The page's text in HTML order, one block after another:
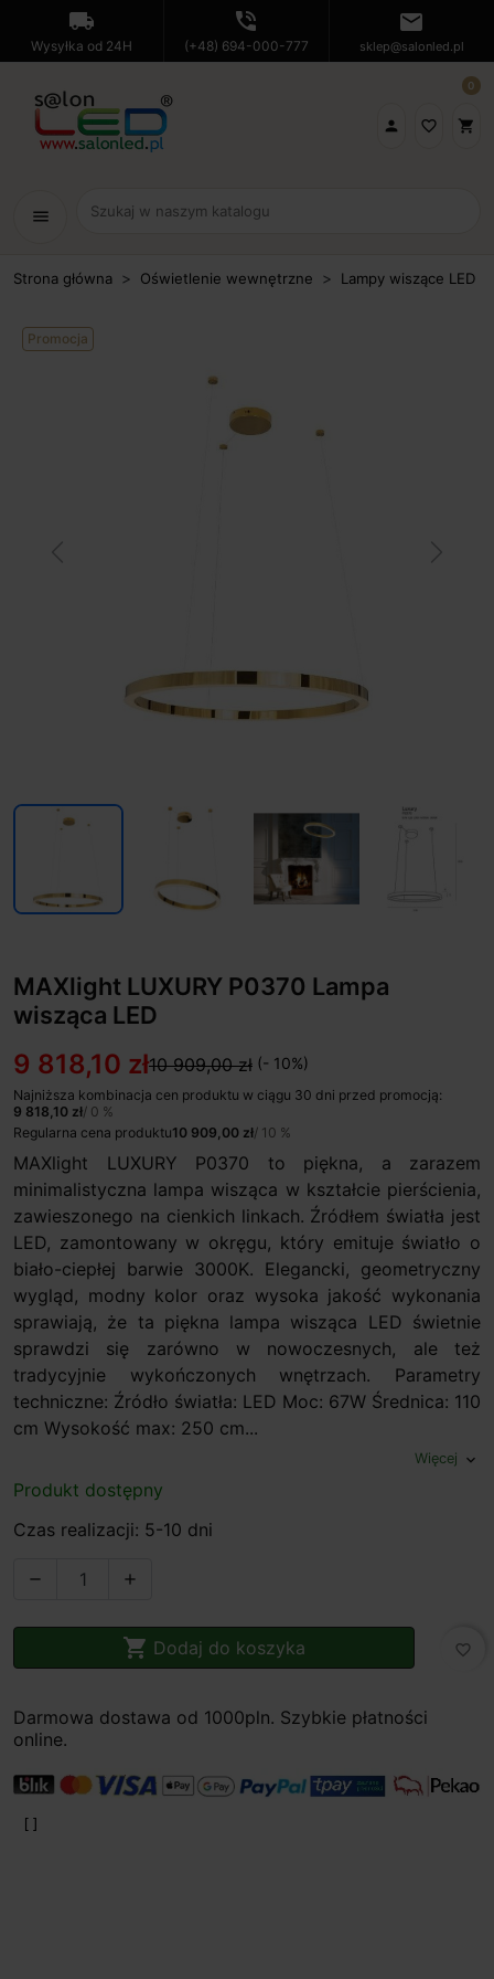
local_shipping
Wysyłka od 24H
phone_in_talk
(+48) 694-000-777
mail
sklep@salonled.pl
 favorite_border shopping_cart
0
menu
Strona główna Oświetlenie wewnętrzne Lampy wiszące LED
Promocja
MAXlight LUXURY P0370 Lampa
wisząca LED
9 818,10 zł10 909,00 zł (- 10%)
Najniższa kombinacja cen produktu w ciągu 30 dni przed promocją:
9 818,10 zł/ 0 %
Regularna cena produktu10 909,00 zł/ 10 %
MAXlight LUXURY P0370 to piękna, a zarazem
minimalistyczna lampa wisząca w kształcie pierścienia,
zawieszonego na cienkich linkach. Źródłem światła jest
LED, zamontowany w okręgu, który emituje światło o
biało-ciepłej barwie 3000K. Elegancki, geometryczny
wygląd, modny kolor oraz wysoka jakość wykonania
sprawiają, że ta piękna lampa wisząca LED świetnie
sprawdzi się zarówno w nowoczesnych, ale też
tradycyjnie wykończonych wnętrzach. Parametry
techniczne: Źródło światła: LED Moc: 67W Średnica: 110
cm Wysokość max: 250 cm...
Więcej expand_more
Produkt dostępny
Czas realizacji: 5-10 dni
 
 Dodaj do koszyka favorite_border
Darmowa dostawa od 1000pln. Szybkie płatności
online.